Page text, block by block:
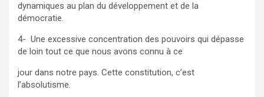
dynamiques au plan du développement et de la
démocratie.
4- Une excessive concentration des pouvoirs qui dépasse
de loin tout ce que nous avons connu à ce
jour dans notre pays. Cette constitution, c’est
l’absolutisme.